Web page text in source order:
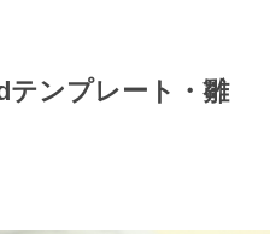
テンプレート・雛